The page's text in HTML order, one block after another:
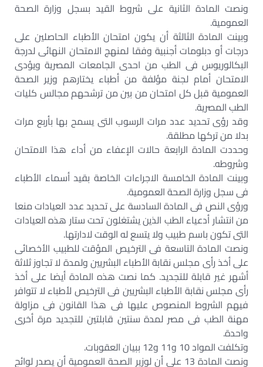
ونصت المادة الثانية على شروط القيد بسجل وزارة الصحة
العمومية.
وبينت المادة الثالثة أن يكون امتحان الأطباء الحاصلين على
درجات أو دبلومات أجنبية وفقا لمنهج الامتحان النهائى لدرجة
البكالوريوس فى الطب من احدى الجامعات المصرية ويؤدى
الامتحان أمام لجنة مؤلفة من أطباء يختارهم وزير الصحة
العمومية قبل كل امتحان من بين من ترشحهم مجالس كليات
الطب المصرية.
وقد رؤى تحديد عدد مرات الرسوب التى يسمح بها بأربع مرات
بدلا من تركها مطلقة.
وحددت المادة الرابعة حالات الإعفاء من أداء هذا الامتحان
وشروطه.
وبينت المادة الخامسة الاجراءات الخاصة بقيد أسماء الأطباء
فى سجل وزارة الصحة العمومية.
ورؤى النص فى المادة السادسة على تحديد عدد العيادات منعا
من انتشار أدعياء الطب الذين يشتغلون تحت ستار هذه العيادات
التى تكون باسم طبيب ولا يتسع له الوقت لادارتها.
ونصت المادة التاسعة فى الترخيص المؤقت للطبيب الأخصائى
على أخذ رأى مجلس نقابة الأطباء البشريين ولمدة لا تجاوز ثلاثة
أشهر غير قابلة للتجديد. كما نصت هذه المادة أيضا على أخذ
رأى مجلس نقابة الأطباء البشريين فى الترخيص لأطباء لا تتوافر
فيهم الشروط المنصوص عليها فى هذا القانون فى مزاولة
مهنة الطب فى مصر لمدة سنتين قابلتين للتجديد مرة أخرى
واحدة.
وتكلفت المواد 10 و11 و12 ببيان العقوبات.
ونصت المادة 13 على أن لوزير الصحة العمومية أن يصدر لوائح